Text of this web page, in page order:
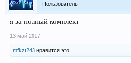
Пользователь
я за полный комплект
13 май 2017
mfkzt243 нравится это.